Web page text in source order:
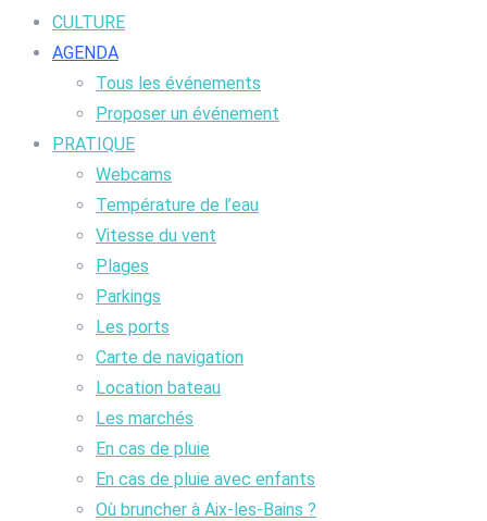
CULTURE
AGENDA
Tous les événements
Proposer un événement
PRATIQUE
Webcams
Température de l’eau
Vitesse du vent
Plages
Parkings
Les ports
Carte de navigation
Location bateau
Les marchés
En cas de pluie
En cas de pluie avec enfants
Où bruncher à Aix-les-Bains ?